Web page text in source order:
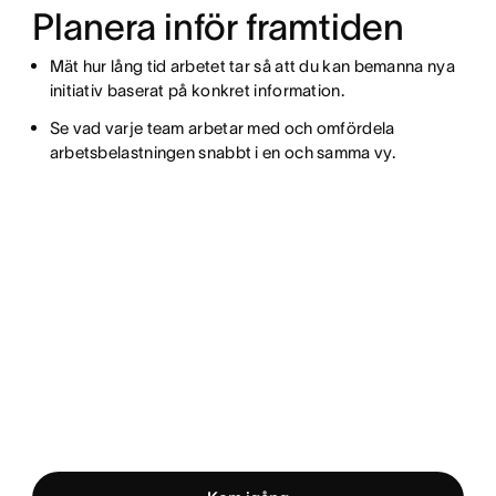
Planera inför framtiden
Mät hur lång tid arbetet tar så att du kan bemanna nya
initiativ baserat på konkret information.
Se vad varje team arbetar med och omfördela
arbetsbelastningen snabbt i en och samma vy.